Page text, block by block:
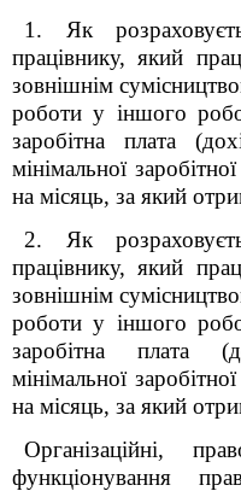
1. Як
працівнику, який
зовнішнім
роботи у іншого
заробітна плата
мінімальної
на місяць, за який
2. Як
працівнику, який
зовнішнім
роботи у іншого
заробітна плата
мінімальної
на місяць, за який
Організаційні,
функціонування